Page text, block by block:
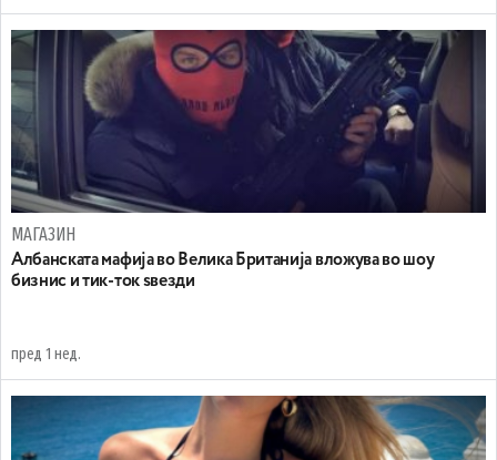
МАГАЗИН
Aлбанската мафија во Велика Британија вложува во шоу
бизнис и тик-ток ѕвезди
пред 1 нед.